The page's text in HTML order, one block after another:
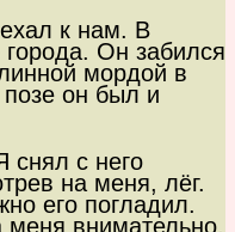
к нам. В
Он забился
мордой в
он был и
с него
на меня, лёг.
его погладил.
меня внимательно,